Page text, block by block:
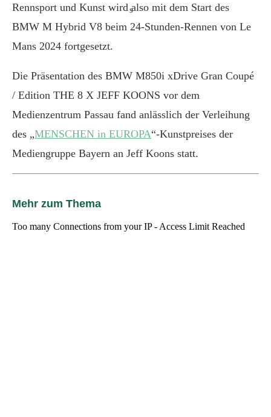
Rennsport und Kunst wird also mit dem Start des
BMW M Hybrid V8 beim 24-Stunden-Rennen von Le
Mans 2024 fortgesetzt.
Die Präsentation des BMW M850i xDrive Gran Coupé
/ Edition THE 8 X JEFF KOONS vor dem
Medienzentrum Passau fand anlässlich der Verleihung
des „MENSCHEN in EUROPA“-Kunstpreises der
Mediengruppe Bayern an Jeff Koons statt.
Mehr zum Thema